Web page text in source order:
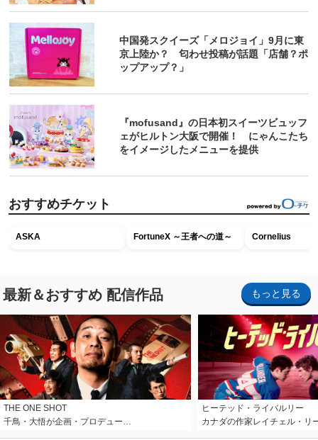
中国発スクイーズ「メロジョイ」9月に東
京上陸か？ 匂わせ投稿が話題「店舗？ポ
ップアップ？」
『mofusand』の日本初スイーツビュッフ
ェがヒルトン大阪で開催！ にゃんこたち
をイメージしたメニューを提供
おすすめチケット
ASKA FortuneX ～王者への道～ Cornelius
最新＆おすすめ 配信作品 もっと見る
THE ONE SHOT
千鳥・大悟が企画・プロデュー…
ヒーテッド・ライバルリー
カナダの作家レイチェル・リ